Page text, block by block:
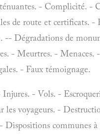
- Complicité. -
de route et certificats.
-- Dégradations de
- Meurtres. -
- Faux témoignage.
- Vols. -
les voyageurs. -
- Dispositions communes